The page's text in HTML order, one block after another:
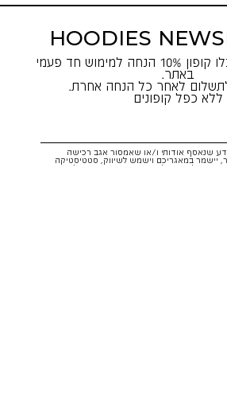
HOODIES
הירשמו עכשיו וקבלו קופון 10% הנחה למימוש חד פעמי
באתר.
לאחר כל הנחה אחרת.
ללא כפל קופונים
שנאסף אודותי ו/או שאמסור אגב רכישה
יישמר במאגריכם וישמש לשיווק, סטטיסטיקה
בהתאם
לתקנון ולמדיניות הפרטיות
. ידוע לי שזכותי